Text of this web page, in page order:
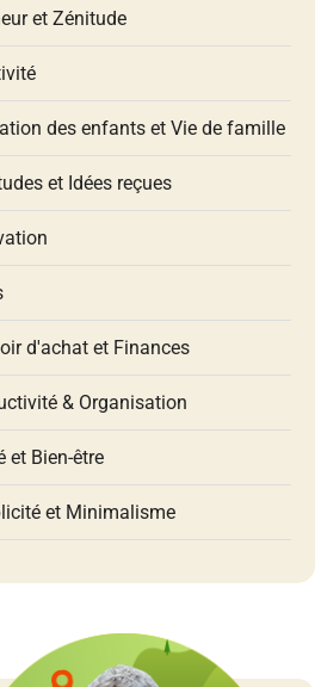
et Zénitude
des enfants et Vie de famille
et Idées reçues
d'achat et Finances
& Organisation
et Bien-être
et Minimalisme